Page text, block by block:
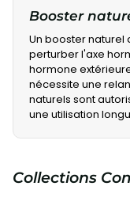
Booster
Un booster naturel
perturber l'axe
hormone
nécessite une
naturels sont
une utilisation
Collections